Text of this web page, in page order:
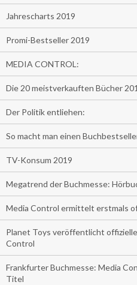
Jahrescharts 2019
Promi-Bestseller 2019
MEDIA CONTROL:
Die 20 meistverkauften Bücher
Der Politik entliehen:
So macht man einen
TV-Konsum 2019
Megatrend der Buchmesse:
Media Control ermittelt erstmals
Planet Toys veröffentlicht
Control
Frankfurter Buchmesse: Media
Titel